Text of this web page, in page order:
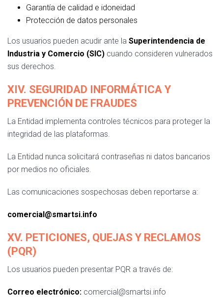
Garantía de calidad e idoneidad
Protección de datos personales
Los usuarios pueden acudir ante la Superintendencia de
Industria y Comercio (SIC) cuando consideren vulnerados
sus derechos.
XIV. SEGURIDAD INFORMÁTICA Y
PREVENCIÓN DE FRAUDES
La Entidad implementa controles técnicos para proteger la
integridad de las plataformas.
La Entidad nunca solicitará contraseñas ni datos bancarios
por medios no oficiales.
Las comunicaciones sospechosas deben reportarse a:
comercial@smartsi.info
XV. PETICIONES, QUEJAS Y RECLAMOS
(PQR)
Los usuarios pueden presentar PQR a través de:
Correo electrónico: comercial@smartsi.info